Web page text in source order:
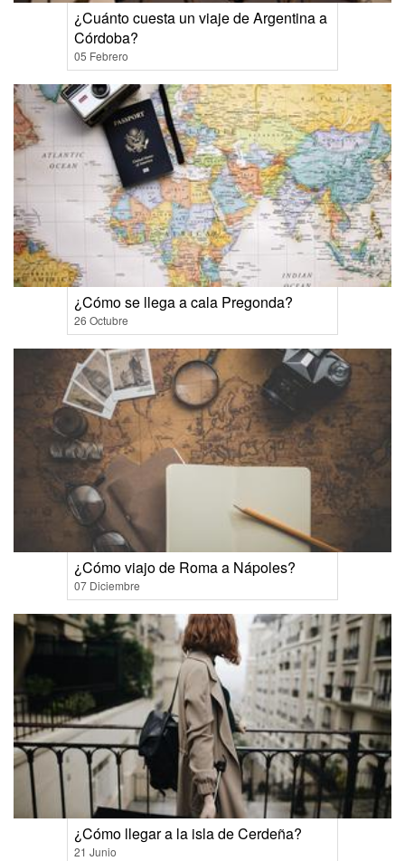
¿Cuánto cuesta un viaje de Argentina a
Córdoba?
05 Febrero
¿Cómo se llega a cala Pregonda?
26 Octubre
¿Cómo viajo de Roma a Nápoles?
07 Diciembre
¿Cómo llegar a la isla de Cerdeña?
21 Junio